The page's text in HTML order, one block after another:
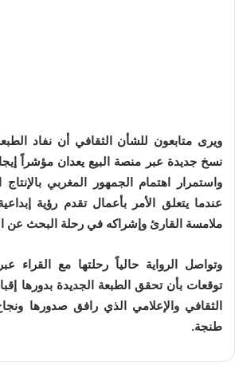
ويرى متابعون للشأن الثقافي أن نفاد
نسخ جديدة عبر منصة البيع يعدان مؤشراً
واستمرار اهتمام الجمهور المغربي
عندما يتعلق الأمر بأعمال تقدم رؤية
ملامسة القارئ وإشراكه في رحلة البحث عن
وتواصل الرواية حالياً رحلتها مع
توقعات بأن تحقق الطبعة الجديدة بدورها
الثقافي والإعلامي الذي رافق صدورها
طنجة.